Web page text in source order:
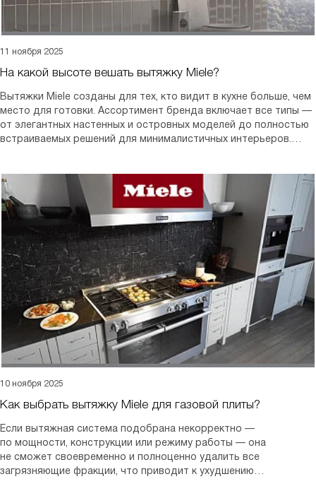
11 ноября 2025
На какой высоте вешать вытяжку Miele?
Вытяжки Miele созданы для тех, кто видит в кухне больше, чем
место для готовки. Ассортимент бренда включает все типы —
от элегантных настенных и островных моделей до полностью
встраиваемых решений для минималистичных интерьеров.
10 ноября 2025
Как выбрать вытяжку Miele для газовой плиты?
Если вытяжная система подобрана некорректно —
по мощности, конструкции или режиму работы — она
не сможет своевременно и полноценно удалить все
загрязняющие фракции, что приводит к ухудшению